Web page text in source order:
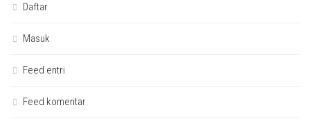
Daftar
Masuk
Feed entri
Feed komentar